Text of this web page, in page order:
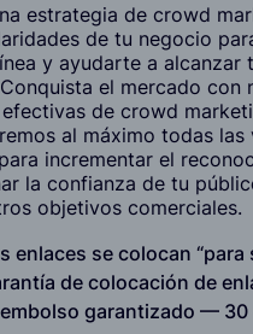
estrategia de crowd
de tu negocio
y ayudarte a alcanzar
el mercado con
de crowd
al máximo todas las
incrementar el
la confianza de tu
objetivos comerciales.
enlaces se colocan “para
de colocación de
garantizado — 30